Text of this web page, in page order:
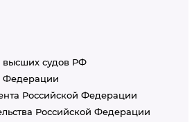
высших судов РФ
Федерации
Российской Федерации
Российской Федерации